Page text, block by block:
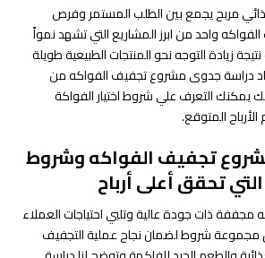
مربح يجمع بين الطلب المستمر وفرص
واحد من ابرز المشاريع التي تشهد نمواً
زيادة التوجه نحو المنتجات الطبيعية طويلة
دراسة جدوى مشروع تجفيف الفواكه من
التعرف علي شروط اختيار الفواكة
المتوقع.
تجفيف الفواكه وشروط
تحقق أعلى أرباح
ذات جودة عالية وتلبي احتياجات العملاء
مجموعة شروط لضمان نجاح عملية التجفيف